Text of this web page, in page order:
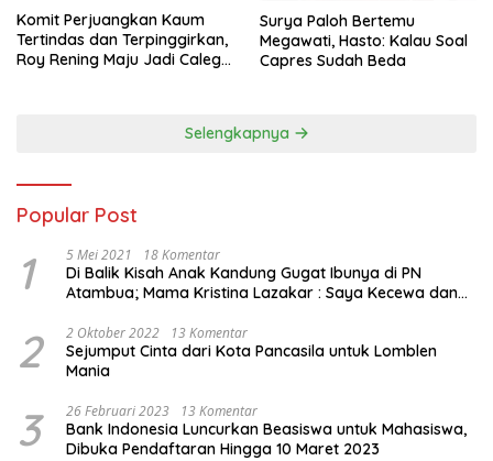
Komit Perjuangkan Kaum
Tertindas dan Terpinggirkan,
Roy Rening Maju Jadi Caleg
Surya Paloh Bertemu
Megawati, Hasto: Kalau Soal
Capres Sudah Beda
Selengkapnya
Popular Post
1 5 Mei 2021 18 Komentar
Di Balik Kisah Anak Kandung Gugat Ibunya di PN
Atambua; Mama Kristina Lazakar : Saya Kecewa dan
2 2 Oktober 2022 13 Komentar
Sejumput Cinta dari Kota Pancasila untuk Lomblen
Mania
3 26 Februari 2023 13 Komentar
Bank Indonesia Luncurkan Beasiswa untuk Mahasiswa,
Dibuka Pendaftaran Hingga 10 Maret 2023